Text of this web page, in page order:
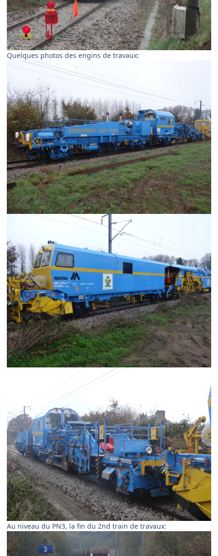
Quelques photos des engins de travaux:
Au niveau du PN3, la fin du 2nd train de travaux: